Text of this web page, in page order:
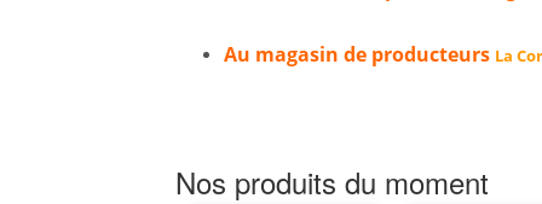
Au magasin de producteurs La
Nos produits du moment